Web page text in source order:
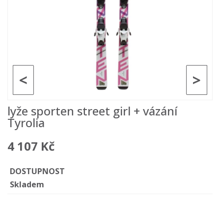
>
<
lyže sporten street girl + vázání
Tyrolia
4 107 Kč
DOSTUPNOST
Skladem